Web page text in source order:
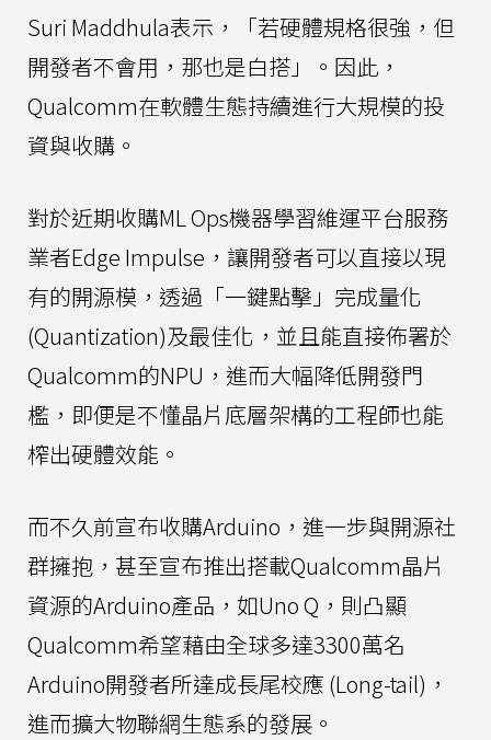
Suri Maddhula表示，「若硬體規格很強，但
開發者不會用，那也是白搭」。因此，
Qualcomm在軟體生態持續進行大規模的投
資與收購。
對於近期收購ML Ops機器學習維運平台服務
業者Edge Impulse，讓開發者可以直接以現
有的開源模，透過「一鍵點擊」完成量化
(Quantization)及最佳化，並且能直接佈署於
Qualcomm的NPU，進而大幅降低開發門
檻，即便是不懂晶片底層架構的工程師也能
榨出硬體效能。
而不久前宣布收購Arduino，進一步與開源社
群擁抱，甚至宣布推出搭載Qualcomm晶片
資源的Arduino產品，如Uno Q，則凸顯
Qualcomm希望藉由全球多達3300萬名
Arduino開發者所達成長尾校應 (Long-tail)，
進而擴大物聯網生態系的發展。